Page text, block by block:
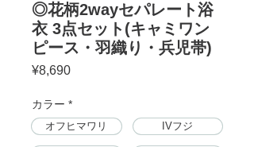
◎花柄2wayセパレート浴
衣 3点セット(キャミワン
ピース・羽織り・兵児帯)
¥8,690Price
カラー *
オフヒマワリ IVフジ